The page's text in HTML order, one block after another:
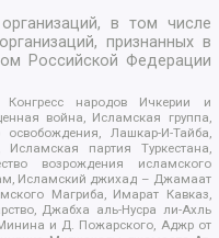
в том числе
признанных в
Российской Федерации
народов Ичкерии и
война, Исламская группа,
освобождения, Лашкар-И-Тайба,
партия Туркестана,
возрождения исламского
Исламский джихад – Джамаат
Магриба, Имарат Кавказ,
Джабха аль-Нусра ли-Ахль
и Д. Пожарского, Аджр от